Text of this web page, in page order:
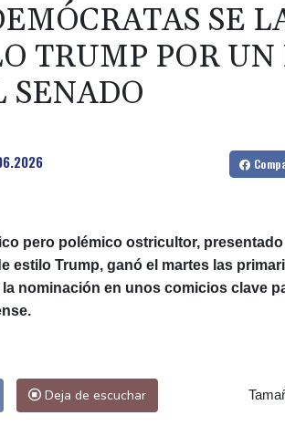
SE
TRUMP POR UN
SENADO
pero polémico ostricultor,
estilo Trump, ganó el martes las
nominación en unos comicios clave
Deja de escuchar